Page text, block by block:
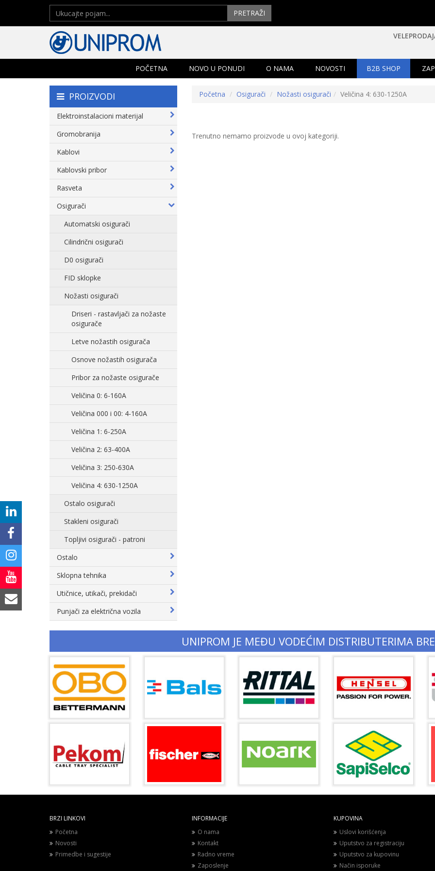
PRETRAŽI
POČETNA
NOVO U PONUDI O NAMA NOVOSTI B2B SHOP
PROIZVODI
Elektroinstalacioni materijal
Gromobranija
Kablovi
Kablovski pribor
Rasveta
Osigurači
Automatski osigurači
Cilindrični osigurači
D0 osigurači
FID sklopke
Nožasti osigurači
Driseri - rastavljači za nožaste
osigurače
Letve nožastih osigurača
Osnove nožastih osigurača
Pribor za nožaste osigurače
Veličina 0: 6-160A
Veličina 000 i 00: 4-160A
Veličina 1: 6-250A
Veličina 2: 63-400A
Veličina 3: 250-630A
Veličina 4: 630-1250A
Ostalo osigurači
Stakleni osigurači
Topljivi osigurači - patroni
Ostalo
Sklopna tehnika
Utičnice, utikači, prekidači
Punjači za električna vozila
Početna Osigurači Nožasti osigurači Veličina 4: 630-1250A
Trenutno nemamo proizvode u ovoj kategoriji.
UNIPROM JE MEĐU VODEĆIM DISTRIBUTERIMA
BRZI LINKOVI
Početna
Novosti
Primedbe i sugestije
INFORMACIJE
O nama
Kontakt
Radno vreme
Zaposlenje
KUPOVINA
Uslovi korišćenja
Uputstvo za registraciju
Uputstvo za kupovinu
Način isporuke